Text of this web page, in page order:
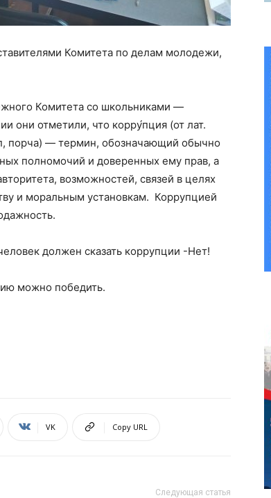
Комитета по делам молодежи,
Комитета со школьниками —
они отметили, что корру́пция (от лат.
порча) — термин, обозначающий обычно
полномочий и доверенных ему прав, а
возможностей, связей в целях
и моральным установкам. Коррупцией
должен сказать коррупции -Нет!
можно победить.
VK Copy URL
Следующая статья